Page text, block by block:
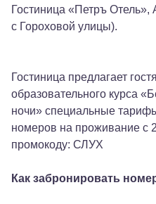
Гостиница «Петръ Отель»,
с Гороховой улицы).
Гостиница предлагает
образовательного курса
ночи» специальные
номеров на проживание с
промокоду: СЛУХ
Как забронировать